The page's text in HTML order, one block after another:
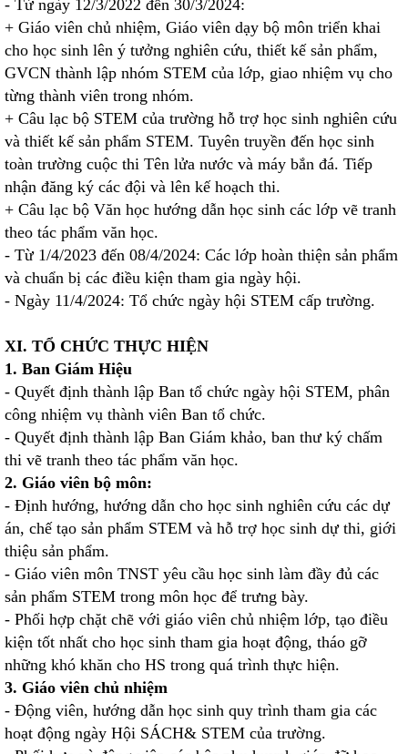
- Từ ngày 12/3/2022 đến 30/3/2024:
+ Giáo viên chủ nhiệm, Giáo viên dạy bộ môn triển khai
cho học sinh lên ý tưởng nghiên cứu, thiết kế sản phẩm,
GVCN thành lập nhóm STEM của lớp, giao nhiệm vụ cho
từng thành viên trong nhóm.
+ Câu lạc bộ STEM của trường hỗ trợ học sinh nghiên cứu
và thiết kế sản phẩm STEM. Tuyên truyền đến học sinh
toàn trường cuộc thi Tên lửa nước và máy bắn đá. Tiếp
nhận đăng ký các đội và lên kế hoạch thi.
+ Câu lạc bộ Văn học hướng dẫn học sinh các lớp vẽ tranh
theo tác phẩm văn học.
- Từ 1/4/2023 đến 08/4/2024: Các lớp hoàn thiện sản phẩm
và chuẩn bị các điều kiện tham gia ngày hội.
- Ngày 11/4/2024: Tổ chức ngày hội STEM cấp trường.
XI. TỔ CHỨC THỰC HIỆN
1. Ban Giám Hiệu
- Quyết định thành lập Ban tổ chức ngày hội STEM, phân
công nhiệm vụ thành viên Ban tổ chức.
- Quyết định thành lập Ban Giám khảo, ban thư ký chấm
thi vẽ tranh theo tác phẩm văn học.
2. Giáo viên bộ môn:
- Định hướng, hướng dẫn cho học sinh nghiên cứu các dự
án, chế tạo sản phẩm STEM và hỗ trợ học sinh dự thi, giới
thiệu sản phẩm.
- Giáo viên môn TNST yêu cầu học sinh làm đầy đủ các
sản phẩm STEM trong môn học để trưng bày.
- Phối hợp chặt chẽ với giáo viên chủ nhiệm lớp, tạo điều
kiện tốt nhất cho học sinh tham gia hoạt động, tháo gỡ
những khó khăn cho HS trong quá trình thực hiện.
3. Giáo viên chủ nhiệm
- Động viên, hướng dẫn học sinh quy trình tham gia các
hoạt động ngày Hội SÁCH& STEM của trường.